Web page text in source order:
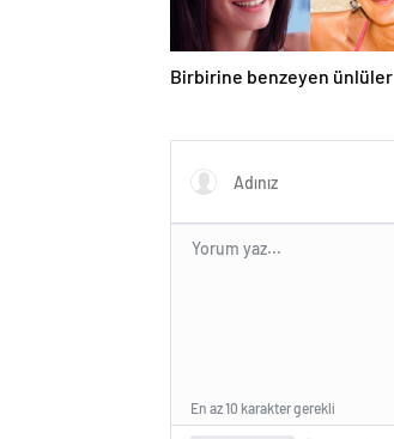
Birbirine benzeyen ünlüler
En az 10 karakter gerekli